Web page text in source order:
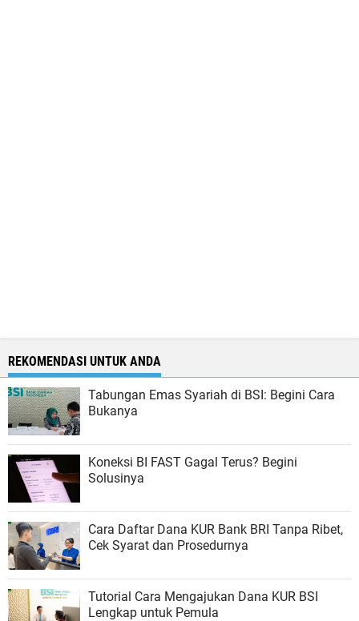
REKOMENDASI UNTUK ANDA
Tabungan Emas Syariah di BSI: Begini Cara
Bukanya
Koneksi BI FAST Gagal Terus? Begini
Solusinya
Cara Daftar Dana KUR Bank BRI Tanpa Ribet,
Cek Syarat dan Prosedurnya
Tutorial Cara Mengajukan Dana KUR BSI
Lengkap untuk Pemula